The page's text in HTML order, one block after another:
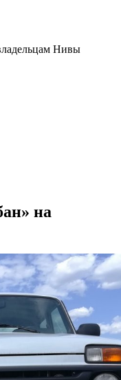
Нивы
на